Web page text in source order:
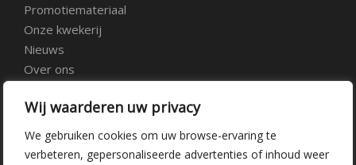
Wij waarderen uw privacy
We gebruiken cookies om uw browse-ervaring te
verbeteren, gepersonaliseerde advertenties of inhoud weer
Promotiemateriaal
Onze kwekerij
Nieuws
Over ons
Vacatures
Contact